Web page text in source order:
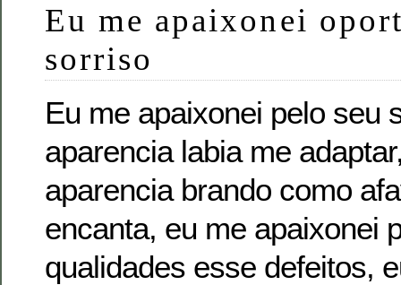
Eu me apaixonei
sorriso
Eu me apaixonei pelo seu
aparencia labia me
aparencia brando como
encanta, eu me apaixonei
qualidades esse defeitos,